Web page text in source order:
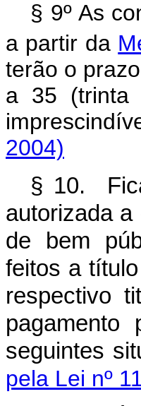
§ 9º As
a partir da
terão o
a 35 (trinta
2004)
§ 10.
autorizada
de bem
feitos a
respectivo
seguintes
pela Lei nº